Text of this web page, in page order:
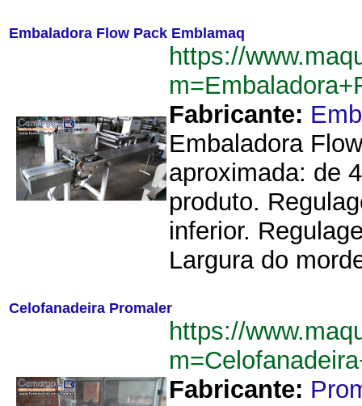
Embaladora Flow Pack Emblamaq
https://
Fabricante:
Embaladora
aproximada: de
produto.
inferior.
Largura do
Celofanadeira Promaler
https://
Fabricante: